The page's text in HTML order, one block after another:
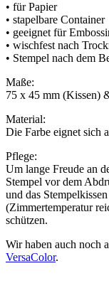
• für Papier
• stapelbare Container
• geeignet für
• wischfest nach
• Stempel nach dem
Maße:
75 x 45 mm (Kissen)
Material:
Die Farbe eignet sich
Pflege:
Um lange Freude an
Stempel vor dem
und das
(Zimmertemperatur
schützen.
Wir haben auch noch
VersaColor.